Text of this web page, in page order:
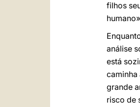
filhos
análise
está
caminha
grande
risco de